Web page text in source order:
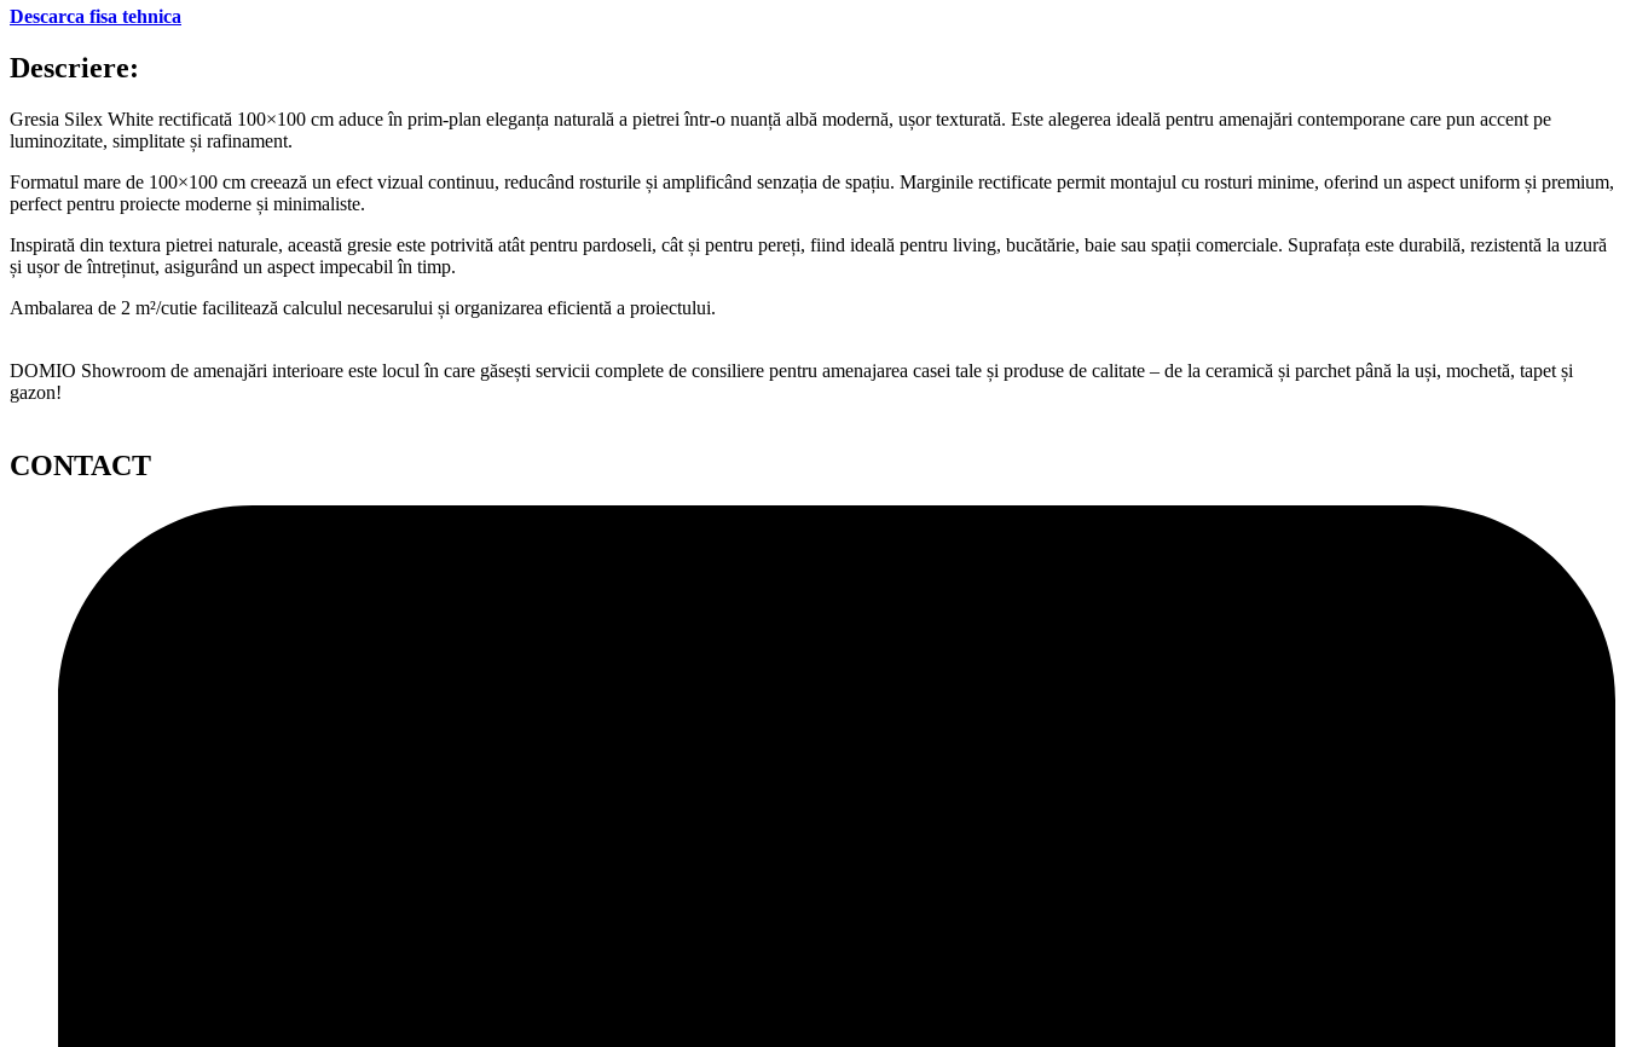
Descarca fisa tehnica
Descriere:
Gresia Silex White rectificată 100×100 cm aduce în prim-plan eleganța naturală a pietrei într-o nuanță albă modernă, ușor texturată. Este alegerea ideală pentru amenajări contemporane care pun accent pe
luminozitate, simplitate și rafinament.
Formatul mare de 100×100 cm creează un efect vizual continuu, reducând rosturile și amplificând senzația de spațiu. Marginile rectificate permit montajul cu rosturi minime, oferind un aspect uniform și premium,
perfect pentru proiecte moderne și minimaliste.
Inspirată din textura pietrei naturale, această gresie este potrivită atât pentru pardoseli, cât și pentru pereți, fiind ideală pentru living, bucătărie, baie sau spații comerciale. Suprafața este durabilă, rezistentă la uzură
și ușor de întreținut, asigurând un aspect impecabil în timp.
Ambalarea de 2 m²/cutie facilitează calculul necesarului și organizarea eficientă a proiectului.
DOMIO Showroom de amenajări interioare este locul în care găsești servicii complete de consiliere pentru amenajarea casei tale și produse de calitate – de la ceramică și parchet până la uși, mochetă, tapet și
gazon!
CONTACT